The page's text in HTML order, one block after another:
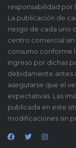
responsabilidad por
La publicación de
riesgo de cada uno
centro comercial
consumo conforme
ingreso por dichas
debidamente antes
asegurarse que el
expectativas. Las
publicada en este
modificaciones sin